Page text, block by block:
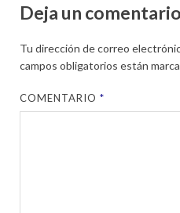
Deja un comentario
Tu dirección de correo
campos obligatorios están
COMENTARIO*